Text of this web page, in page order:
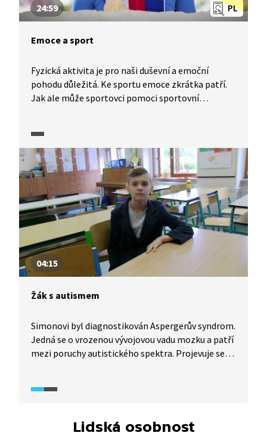
PL
24:59
Emoce a sport
Fyzická aktivita je pro naši duševní a emoční
pohodu důležitá. Ke sportu emoce zkrátka patří.
Jak ale může sportovci pomoci sportovní
léčit psychiatrické onemocnění? A může být sport
chápán jako prostředek ovlivnění negativních
sociálních jevů, například agrese, násilí nebo
dopingu? Pořadem provází Cyril Höschl.
04:15
Žák s autismem
Simonovi byl diagnostikován Aspergerův syndrom.
Jedná se o vrozenou vývojovou vadu mozku a patří
mezi poruchy autistického spektra. Projevuje se
však syndromem postižení jedinci velmi
nad svými vrstevníky vyniká v matematice,
na kterou dochází ve škole dokonce o dva ročníky
Lidská osobnost